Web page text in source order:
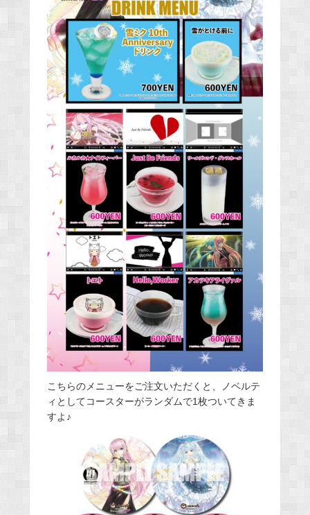
こちらのメニューをご注文いただくと、ノベルテ
ィとしてコースターがランダムで1枚ついてきま
すよ♪